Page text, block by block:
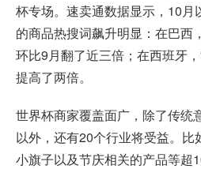
杯专场。速卖通数据显示，10月
的商品热搜词飙升明显：在巴西
环比9月翻了近三倍；在西班牙
提高了两倍。
世界杯商家覆盖面广，除了传统
以外，还有20个行业将受益。比
小旗子以及节庆相关的产品等超